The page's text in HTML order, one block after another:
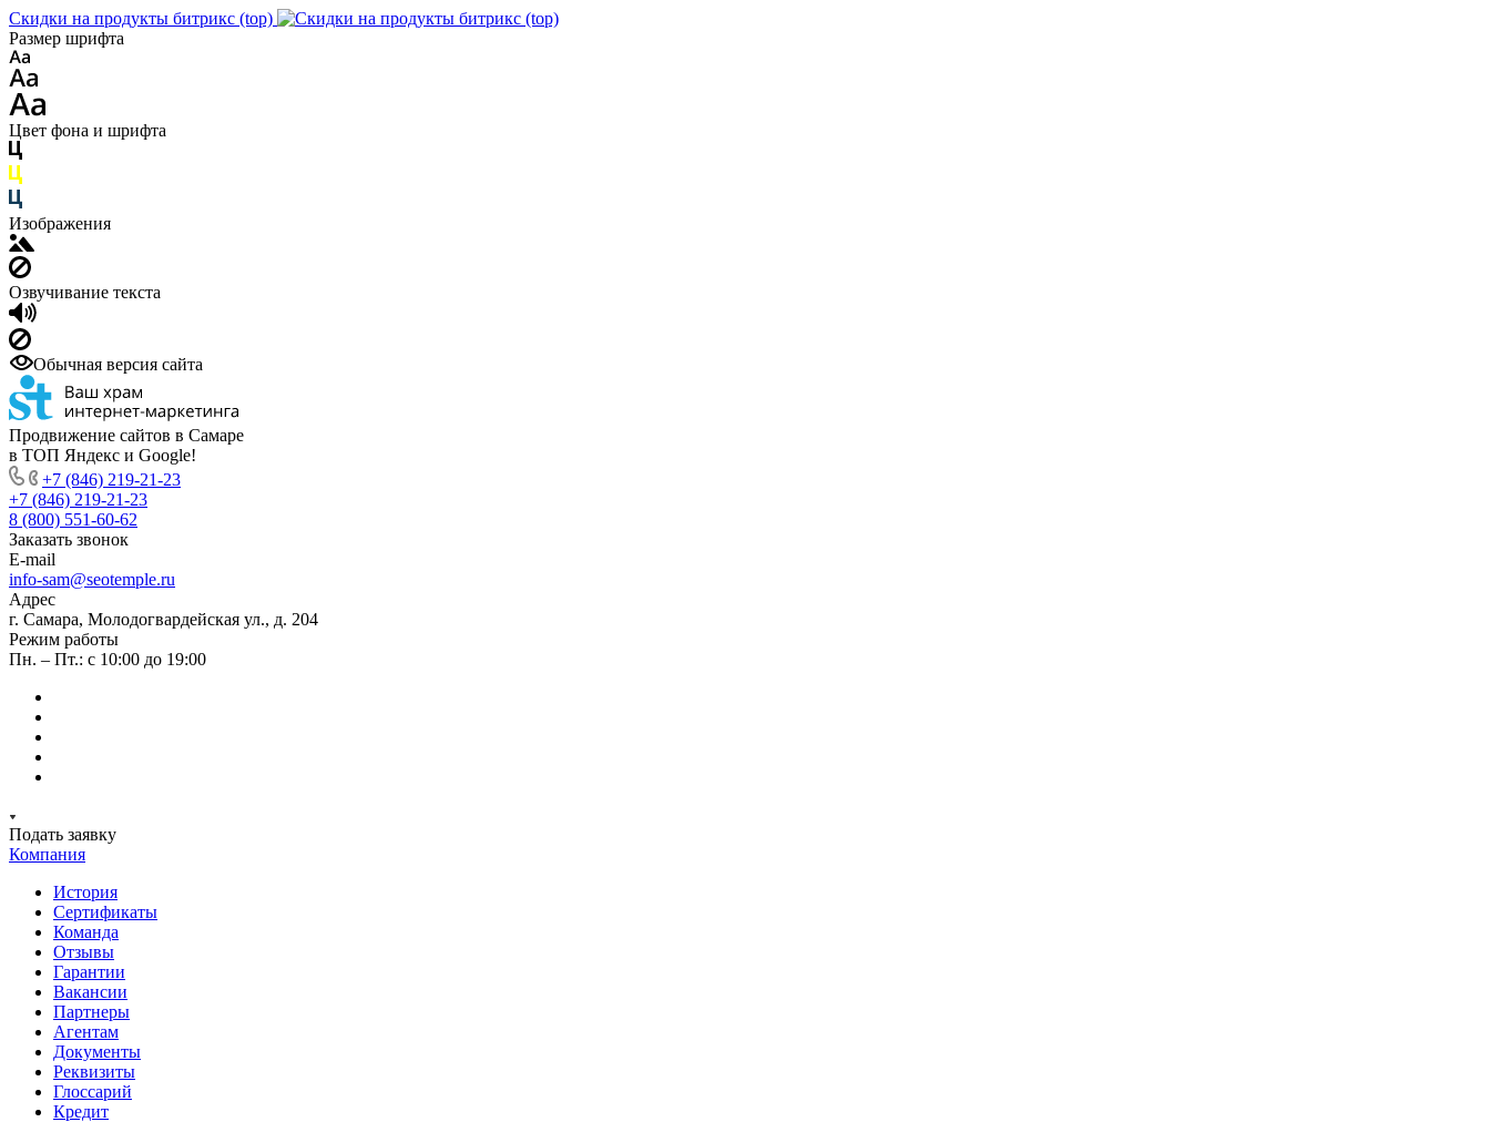
Скидки на продукты битрикс (top)
Размер шрифта
Цвет фона и шрифта
Изображения
Озвучивание текста
Обычная версия сайта
Продвижение сайтов в Самаре
в ТОП Яндекс и Google!
+7 (846) 219-21-23
+7 (846) 219-21-23
8 (800) 551-60-62
Заказать звонок
E-mail
info-sam@seotemple.ru
Адрес
г. Самара, Молодогвардейская ул., д. 204
Режим работы
Пн. – Пт.: с 10:00 до 19:00
Подать заявку
Компания
История
Сертификаты
Команда
Отзывы
Гарантии
Вакансии
Партнеры
Агентам
Документы
Реквизиты
Глоссарий
Кредит